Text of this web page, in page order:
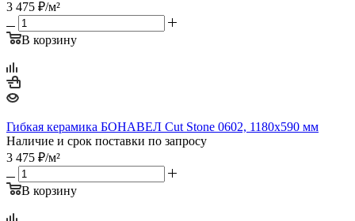
3 475 ₽/м²
В корзину
Гибкая керамика БОНАВЕЛ Cut Stone 0602, 1180x590 мм
Наличие и срок поставки по запросу
3 475 ₽/м²
В корзину